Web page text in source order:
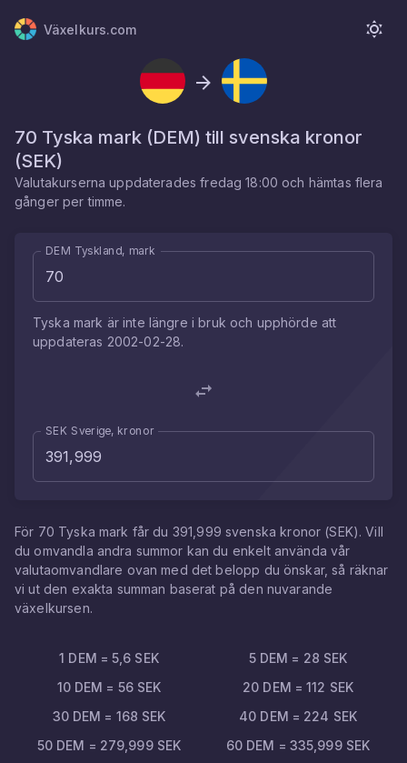
Växelkurs.com
70 Tyska mark (DEM) till svenska kronor
(SEK)
Valutakurserna uppdateradesfredag 18:00 och hämtas flera
gånger per timme.
DEM Tyskland, mark
Tyska mark är inte längre i bruk och upphörde att
uppdateras 2002-02-28.
SEK Sverige, kronor
För 70 Tyska mark får du 391,999 svenska kronor (SEK). Vill
du omvandla andra summor kan du enkelt använda vår
valutaomvandlare ovan med det belopp du önskar, så räknar
vi ut den exakta summan baserat på den nuvarande
växelkursen.
1 DEM =5,6 SEK 5 DEM = 28 SEK
10 DEM = 56 SEK 20 DEM =112 SEK
30 DEM = 168 SEK 40 DEM = 224 SEK
50 DEM = 279,999 SEK 60 DEM = 335,999 SEK